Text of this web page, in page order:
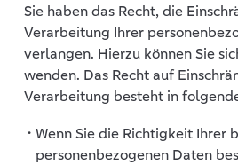
Sie haben das Recht, die
Verarbeitung Ihrer
verlangen. Hierzu können Sie
wenden. Das Recht auf
Verarbeitung besteht in
Wenn Sie die Richtigkeit Ihrer
personenbezogenen Daten